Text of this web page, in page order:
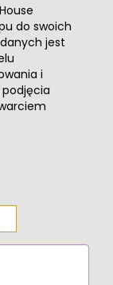
do swoich
jest
i